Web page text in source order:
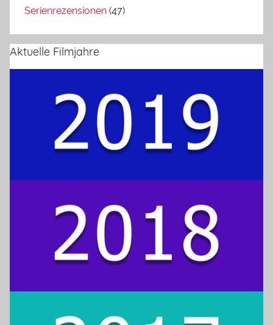
Serienrezensionen (47)
Aktuelle Filmjahre